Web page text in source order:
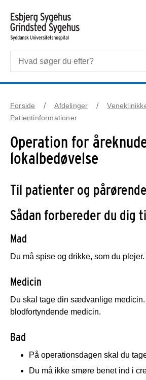
Forside Afdelinger
Patientinformationer
Operation for
lokalbedøvelse
Til patienter og pårørende
Sådan forbereder du dig
Mad
Du må spise og drikke, som du plejer.
Medicin
Du skal tage din sædvanlige
blodfortyndende medicin.
Bad
På operationsdagen skal du
Du må ikke smøre benet ind i